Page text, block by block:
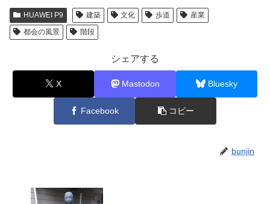
HUAWEI P9 建築 文化 歩道
産業
都会の風景
階段
シェアする
X Mastodon Bluesky
Facebook コピー
bunjin